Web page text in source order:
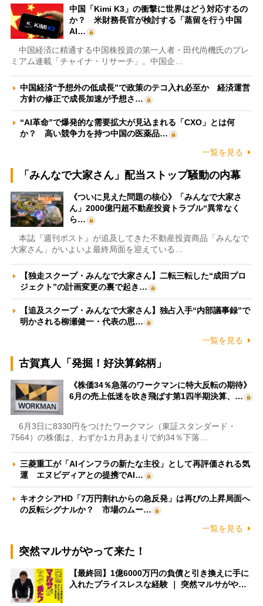
中国「Kimi K3」の衝撃に世界はどう対応するの
か？ 米財務長官が検討する「蒸留を行う中国
AI…
中国経済に精通する中国株投資の第一人者・田代尚機氏のプレ
ミアム連載「チャイナ・リサーチ」。中国企…
中国経済“予想外の低成長”で政策のテコ入れ必至か 経済運営
方針の修正で成長加速が予想さ…
“AI革命”で爆発的な需要拡大が見込まれる「CXO」とは何
か？ 高い競争力を持つ中国の医薬品…
一覧を見る
「みんなで大家さん」配当ストップ騒動の内幕
《ついに見えた問題の核心》「みんなで大家さ
ん」2000億円超不動産投資トラブル“異常なく
ら…
本誌『週刊ポスト』が追及してきた不動産投資商品「みんなで
大家さん」がいよいよ最終局面を迎えている…
【独走スクープ・みんなで大家さん】二転三転した“成田プロ
ジェクト”の計画変更の裏で起き…
【追及スクープ・みんなで大家さん】独占入手“内部議事録”で
明かされる柳瀬健一・代表の思…
一覧を見る
古賀真人「発掘！好決算銘柄」
《株価34％急落のワークマンに特大反転の期待》
6月の売上低迷を吹き飛ばす第1四半期決算、…
6月3日に8330円をつけたワークマン（東証スタンダード・
7564）の株価は、わずか1カ月あまりで約34％下落…
三菱重工が「AIインフラの新たな主役」として再評価される気
運 エヌビディアとの提携でAI…
キオクシアHD「7万円割れからの急反発」は再びの上昇局面へ
の反転シグナルか？ 市場のムー…
一覧を見る
突然マルサがやって来た！
【最終回】1億6000万円の負債と引き換えに手に
入れたプライスレスな経験 ｜ 突然マルサがや…